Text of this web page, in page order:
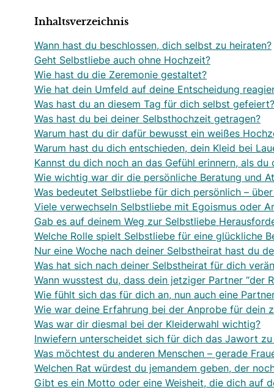
Inhaltsverzeichnis
Wann hast du beschlossen, dich selbst zu heiraten?
Geht Selbstliebe auch ohne Hochzeit?
Wie hast du die Zeremonie gestaltet?
Wie hat dein Umfeld auf deine Entscheidung
Was hast du an diesem Tag für dich selbst gefeiert?
Was hast du bei deiner Selbsthochzeit getragen?
Warum hast du dir dafür bewusst ein weißes
Warum hast du dich entschieden, dein Kleid bei
Kannst du dich noch an das Gefühl erinnern, als
Wie wichtig war dir die persönliche Beratung und
Was bedeutet Selbstliebe für dich persönlich –
Viele verwechseln Selbstliebe mit Egoismus oder
Gab es auf deinem Weg zur Selbstliebe
Welche Rolle spielt Selbstliebe für eine glückliche
Nur eine Woche nach deiner Selbstheirat hast du
Was hat sich nach deiner Selbstheirat für dich
Wann wusstest du, dass dein jetziger Partner “der
Wie fühlt sich das für dich an, nun auch eine
Wie war deine Erfahrung bei der Anprobe für dein
Was war dir diesmal bei der Kleiderwahl wichtig?
Inwiefern unterscheidet sich für dich das Jawort
Was möchtest du anderen Menschen – gerade
Welchen Rat würdest du jemandem geben, der
Gibt es ein Motto oder eine Weisheit, die dich auf